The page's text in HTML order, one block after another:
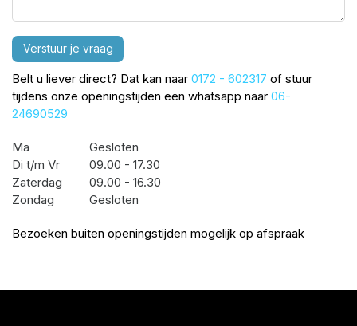
Verstuur je vraag
Belt u liever direct? Dat kan naar 0172 - 602317 of stuur
tijdens onze openingstijden een whatsapp naar 06-
24690529
Ma
Gesloten
Di t/m Vr
09.00 - 17.30
Zaterdag
09.00 - 16.30
Zondag
Gesloten
Bezoeken buiten openingstijden mogelijk op afspraak